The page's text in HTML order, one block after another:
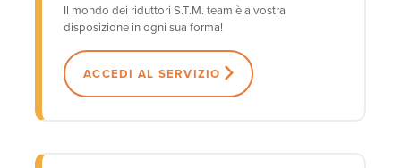
Il mondo dei riduttori S.T.M. team è a vostra
disposizione in ogni sua forma!
ACCEDI AL SERVIZIO